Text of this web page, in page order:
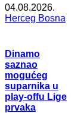
04.08.2026.
Herceg Bosna
Dinamo
saznao
mogućeg
suparnika u
play-offu Lige
prvaka